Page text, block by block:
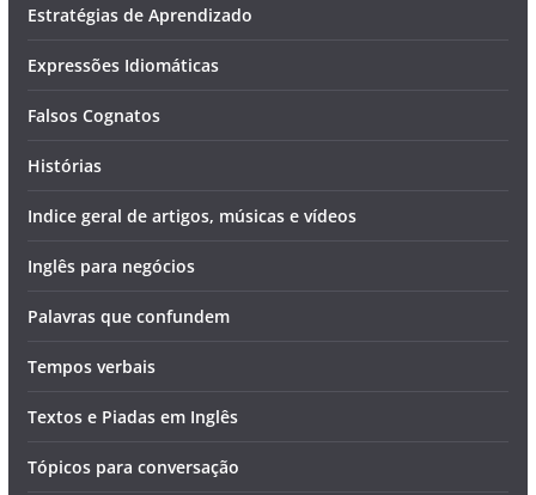
Estratégias de Aprendizado
Expressões Idiomáticas
Falsos Cognatos
Histórias
Indice geral de artigos, músicas e vídeos
Inglês para negócios
Palavras que confundem
Tempos verbais
Textos e Piadas em Inglês
Tópicos para conversação